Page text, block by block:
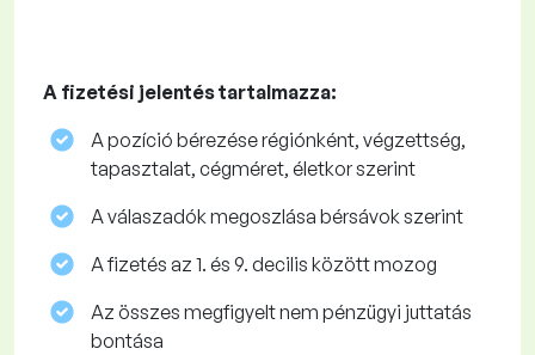
A fizetési jelentés tartalmazza:
A pozíció bérezése régiónként, végzettség,
tapasztalat, cégméret, életkor szerint
A válaszadók megoszlása ​​bérsávok szerint
A fizetés az 1. és 9. decilis között mozog
Az összes megfigyelt nem pénzügyi juttatás
bontása